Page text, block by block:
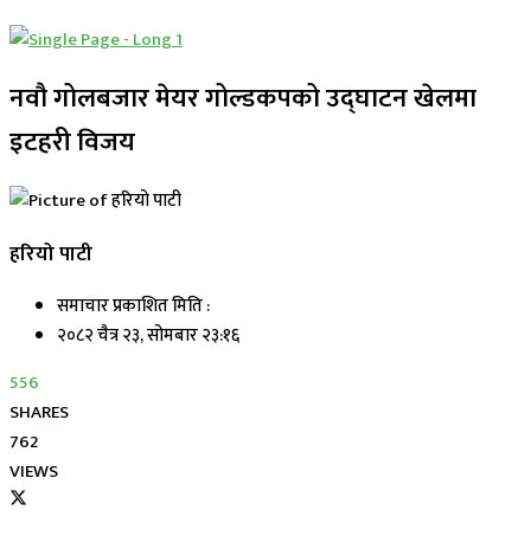
नवौ गोलबजार मेयर गोल्डकपको उद्घाटन खेलमा
इटहरी विजय
हरियो पाटी
समाचार प्रकाशित मिति :
२०८२ चैत्र २३, सोमबार २३:१६
556
SHARES
762
VIEWS